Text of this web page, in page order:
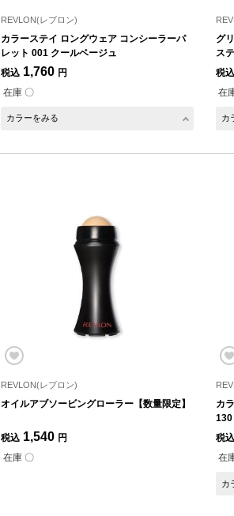
REVLON(レブロン)
カラーステイ ロングウェア コンシーラーパ
レット 001 クールベージュ
税込 1,760 円
在庫 〇
カラーをみる
グ
ス
税込
在
カ
REVLON(レブロン)
オイルアブソービングローラー【数量限定】
税込 1,540 円
在庫 〇
カ
130
税込
在
カ